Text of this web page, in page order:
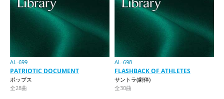
AL-699
PATRIOTIC DOCUMENT
ポップス
全28曲
AL-698
FLASHBACK OF ATHLETES
サントラ(劇伴)
全30曲